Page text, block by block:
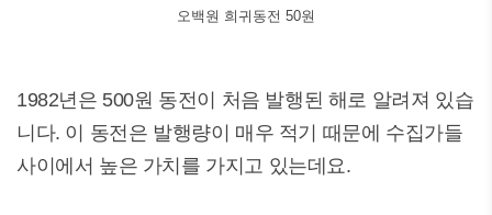
오백원 희귀동전 50원
1982년은 500원 동전이 처음 발행된 해로 알려져 있습
니다. 이 동전은 발행량이 매우 적기 때문에 수집가들
사이에서 높은 가치를 가지고 있는데요.